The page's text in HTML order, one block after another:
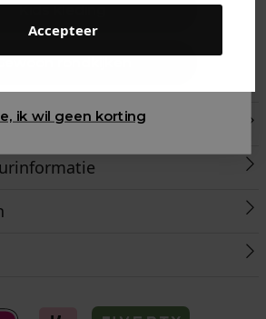
Accepteer
is morgen in huis!*
Kids kleding
ik wil geen korting